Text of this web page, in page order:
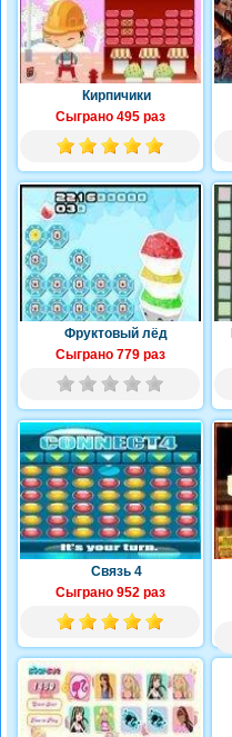
Кирпичики
Сыграно 495 раз
Фруктовый лёд
Сыграно 779 раз
Связь 4
Сыграно 952 раз